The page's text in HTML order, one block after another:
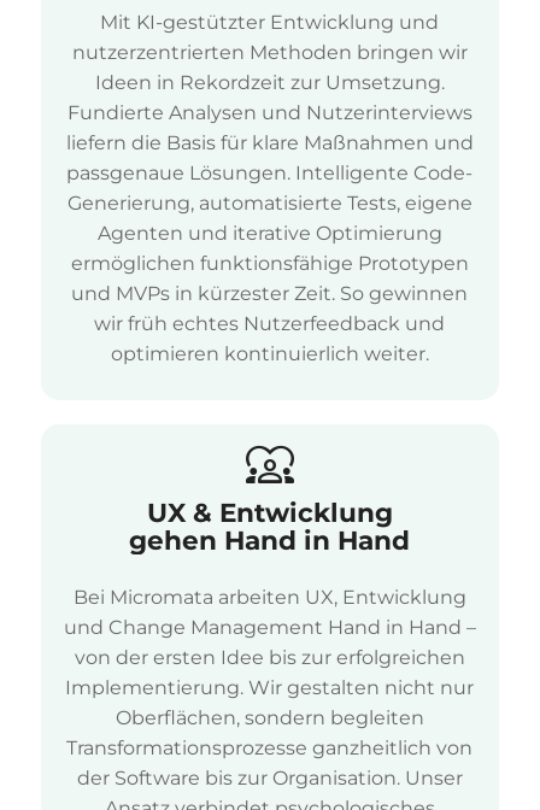
Mit KI-gestützter Entwicklung und
nutzerzentrierten Methoden bringen wir
Ideen in Rekordzeit zur Umsetzung.
Fundierte Analysen und Nutzerinterviews
liefern die Basis für klare Maßnahmen und
passgenaue Lösungen. Intelligente Code-
Generierung, automatisierte Tests, eigene
Agenten und iterative Optimierung
ermöglichen funktionsfähige Prototypen
und MVPs in kürzester Zeit. So gewinnen
wir früh echtes Nutzerfeedback und
optimieren kontinuierlich weiter.
UX & Entwicklung
gehen Hand in Hand
Bei Micromata arbeiten UX, Entwicklung
und Change Management Hand in Hand –
von der ersten Idee bis zur erfolgreichen
Implementierung. Wir gestalten nicht nur
Oberflächen, sondern begleiten
Transformationsprozesse ganzheitlich von
der Software bis zur Organisation. Unser